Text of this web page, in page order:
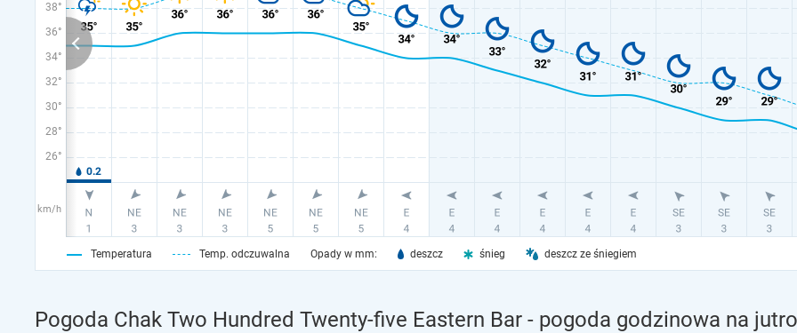
38°
36°
34°
32°
30°
28°
26°
km/h
Temperatura Temp. odczuwalna Opady w mm: deszcz śnieg deszcz ze śniegiem
Pogoda Chak Two Hundred Twenty-five Eastern Bar - pogoda godzinowa na jutro